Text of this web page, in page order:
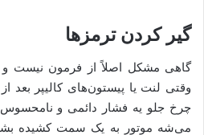
گیر کردن ترمزها
گاهی مشکل اصلاً از فرمون نیست
وقتی لنت یا پیستون‌های کالیپر بعد
چرخ جلو یه فشار دائمی و